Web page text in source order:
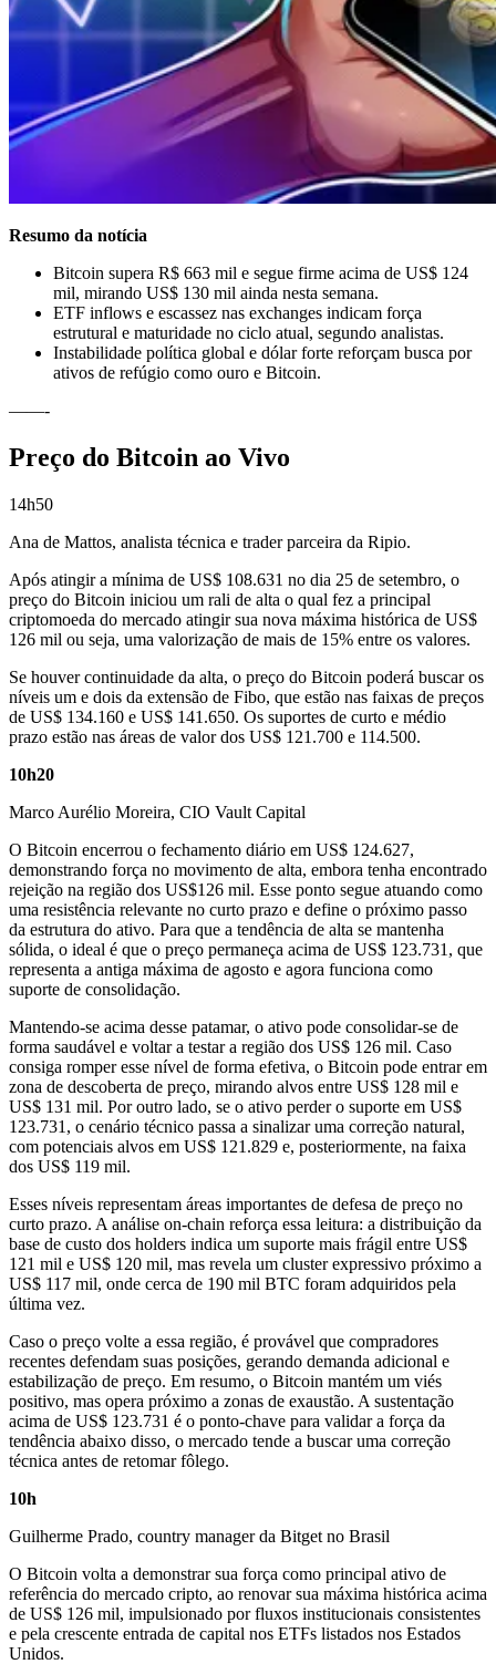
Resumo da notícia
Bitcoin supera R$ 663 mil e segue firme acima de US$ 124
mil, mirando US$ 130 mil ainda nesta semana.
ETF inflows e escassez nas exchanges indicam força
estrutural e maturidade no ciclo atual, segundo analistas.
Instabilidade política global e dólar forte reforçam busca por
ativos de refúgio como ouro e Bitcoin.
——-
Preço do Bitcoin ao Vivo
14h50
Ana de Mattos, analista técnica e trader parceira da Ripio.
Após atingir a mínima de US$ 108.631 no dia 25 de setembro, o
preço do Bitcoin iniciou um rali de alta o qual fez a principal
criptomoeda do mercado atingir sua nova máxima histórica de US$
126 mil ou seja, uma valorização de mais de 15% entre os valores.
Se houver continuidade da alta, o preço do Bitcoin poderá buscar os
níveis um e dois da extensão de Fibo, que estão nas faixas de preços
de US$ 134.160 e US$ 141.650. Os suportes de curto e médio
prazo estão nas áreas de valor dos US$ 121.700 e 114.500.
10h20
Marco Aurélio Moreira, CIO Vault Capital
O Bitcoin encerrou o fechamento diário em US$ 124.627,
demonstrando força no movimento de alta, embora tenha encontrado
rejeição na região dos US$126 mil. Esse ponto segue atuando como
uma resistência relevante no curto prazo e define o próximo passo
da estrutura do ativo. Para que a tendência de alta se mantenha
sólida, o ideal é que o preço permaneça acima de US$ 123.731, que
representa a antiga máxima de agosto e agora funciona como
suporte de consolidação.
Mantendo-se acima desse patamar, o ativo pode consolidar-se de
forma saudável e voltar a testar a região dos US$ 126 mil. Caso
consiga romper esse nível de forma efetiva, o Bitcoin pode entrar em
zona de descoberta de preço, mirando alvos entre US$ 128 mil e
US$ 131 mil. Por outro lado, se o ativo perder o suporte em US$
123.731, o cenário técnico passa a sinalizar uma correção natural,
com potenciais alvos em US$ 121.829 e, posteriormente, na faixa
dos US$ 119 mil.
Esses níveis representam áreas importantes de defesa de preço no
curto prazo. A análise on-chain reforça essa leitura: a distribuição da
base de custo dos holders indica um suporte mais frágil entre US$
121 mil e US$ 120 mil, mas revela um cluster expressivo próximo a
US$ 117 mil, onde cerca de 190 mil BTC foram adquiridos pela
última vez.
Caso o preço volte a essa região, é provável que compradores
recentes defendam suas posições, gerando demanda adicional e
estabilização de preço. Em resumo, o Bitcoin mantém um viés
positivo, mas opera próximo a zonas de exaustão. A sustentação
acima de US$ 123.731 é o ponto-chave para validar a força da
tendência abaixo disso, o mercado tende a buscar uma correção
técnica antes de retomar fôlego.
10h
Guilherme Prado, country manager da Bitget no Brasil
O Bitcoin volta a demonstrar sua força como principal ativo de
referência do mercado cripto, ao renovar sua máxima histórica acima
de US$ 126 mil, impulsionado por fluxos institucionais consistentes
e pela crescente entrada de capital nos ETFs listados nos Estados
Unidos.